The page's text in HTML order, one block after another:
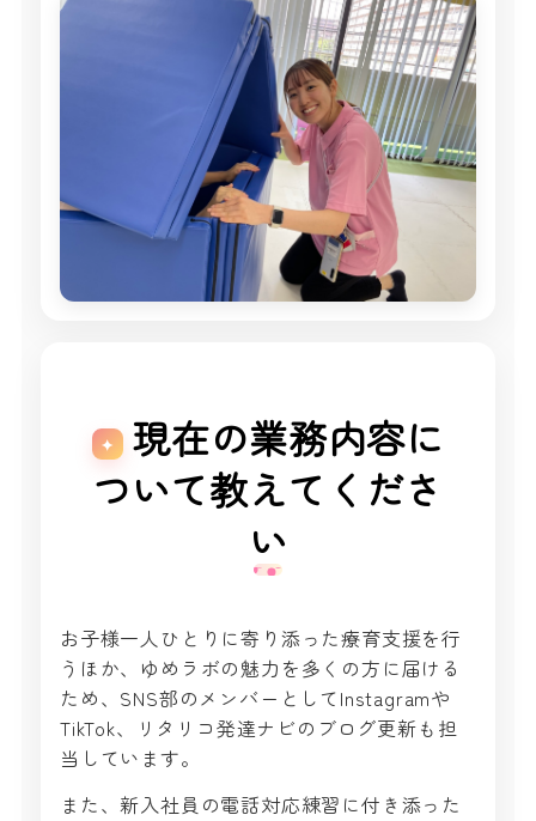
現在の業務内容に
ついて教えてくださ
い
お子様一人ひとりに寄り添った療育支援を行
うほか、ゆめラボの魅力を多くの方に届ける
ため、SNS部のメンバーとしてInstagramや
TikTok、リタリコ発達ナビのブログ更新も担
当しています。
また、新入社員の電話対応練習に付き添った